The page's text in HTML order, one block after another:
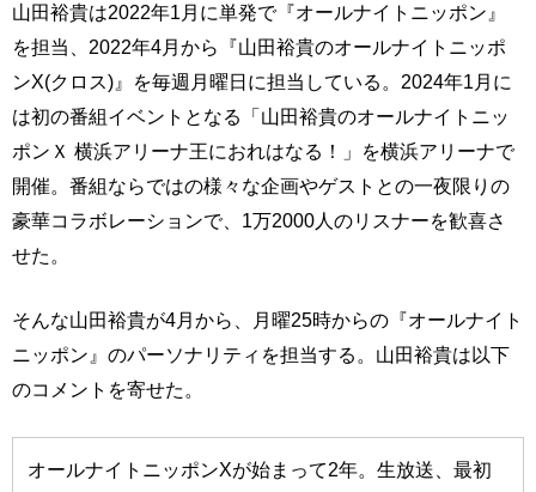
山田裕貴は2022年1月に単発で『オールナイトニッポン』
を担当、2022年4月から『山田裕貴のオールナイトニッポ
ンX(クロス)』を毎週月曜日に担当している。2024年1月に
は初の番組イベントとなる「山田裕貴のオールナイトニッ
ポンＸ 横浜アリーナ王におれはなる！」を横浜アリーナで
開催。番組ならではの様々な企画やゲストとの一夜限りの
豪華コラボレーションで、1万2000人のリスナーを歓喜さ
せた。
そんな山田裕貴が4月から、月曜25時からの『オールナイト
ニッポン』のパーソナリティを担当する。山田裕貴は以下
のコメントを寄せた。
オールナイトニッポンXが始まって2年。生放送、最初